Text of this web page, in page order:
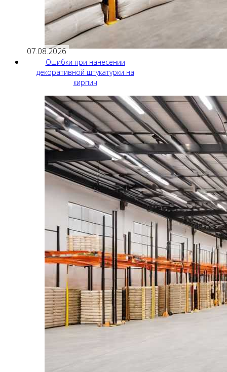
07.08.2026
Ошибки при нанесении
декоративной штукатурки на
кирпич